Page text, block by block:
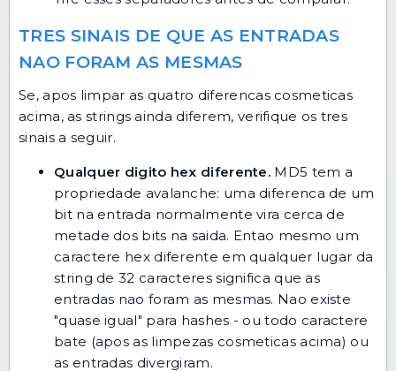
TRES SINAIS DE QUE AS ENTRADAS
NAO FORAM AS MESMAS
Se, apos limpar as quatro diferencas cosmeticas
acima, as strings ainda diferem, verifique os tres
sinais a seguir.
Qualquer digito hex diferente. MD5 tem a
propriedade avalanche: uma diferenca de um
bit na entrada normalmente vira cerca de
metade dos bits na saida. Entao mesmo um
caractere hex diferente em qualquer lugar da
string de 32 caracteres significa que as
entradas nao foram as mesmas. Nao existe
"quase igual" para hashes - ou todo caractere
bate (apos as limpezas cosmeticas acima) ou
as entradas divergiram.